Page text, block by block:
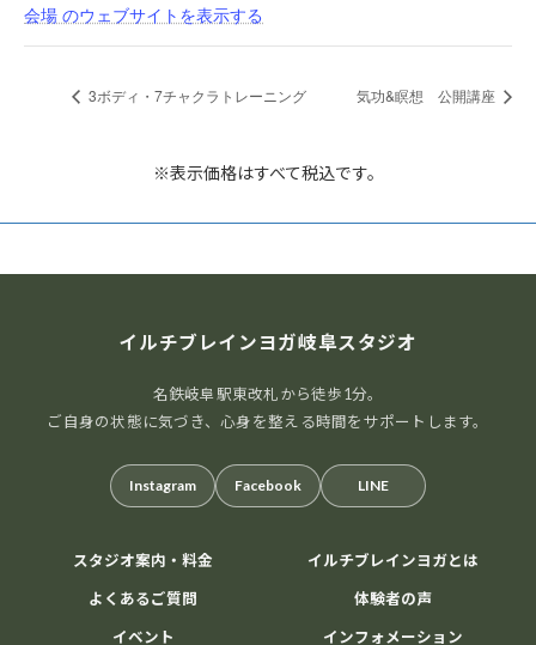
会場 のウェブサイトを表示する
3ボディ・7チャクラトレーニング 気功&瞑想 公開講座
※表示価格はすべて税込です。
イルチブレインヨガ岐阜スタジオ
名鉄岐阜駅東改札から徒歩1分。
ご自身の状態に気づき、心身を整える時間をサポートします。
Instagram Facebook LINE
スタジオ案内・料金 イルチブレインヨガとは
よくあるご質問 体験者の声
イベント インフォメーション